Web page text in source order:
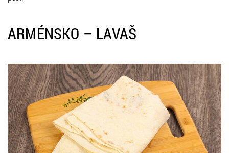
ARMÉNSKO – LAVAŠ